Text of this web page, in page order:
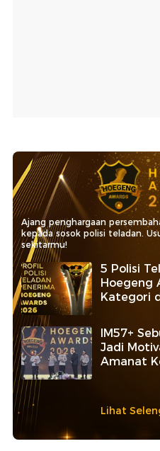
Ajang penghargaan
kepada sosok polisi teladan.
sekitarmu!
5 Polisi
Hoegeng
Kategori
IM57+
Jadi
Amanat
Lihat